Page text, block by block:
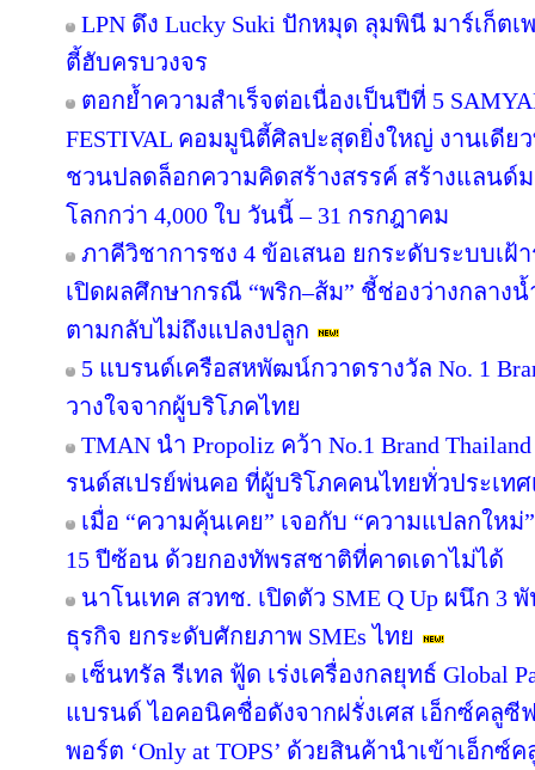
LPN ดึง Lucky Suki ปักหมุด ลุมพินี มาร์เก็ต
ตี้ฮับครบวงจร
ตอกย้ำความสำเร็จต่อเนื่องเป็นปีที่ 5
FESTIVAL คอมมูนิตี้ศิลปะสุดยิ่งใหญ่ งานเดี
ชวนปลดล็อกความคิดสร้างสรรค์ สร้างแลนด์
โลกกว่า 4,000 ใบ วันนี้ – 31 กรกฎาคม
ภาคีวิชาการชง 4 ข้อเสนอ ยกระดับระบบเฝ้
เปิดผลศึกษากรณี “พริก–ส้ม” ชี้ช่องว่างกลาง
ตามกลับไม่ถึงแปลงปลูก
5 แบรนด์เครือสหพัฒน์กวาดรางวัล No. 1
วางใจจากผู้บริโภคไทย
TMAN นำ Propoliz คว้า No.1 Brand
รนด์สเปรย์พ่นคอ ที่ผู้บริโภคคนไทยทั่วประเทศ
เมื่อ “ความคุ้นเคย” เจอกับ “ความแปลกใหม่
15 ปีซ้อน ด้วยกองทัพรสชาติที่คาดเดาไม่ได้
นาโนเทค สวทช. เปิดตัว SME Q Up ผนึก
ธุรกิจ ยกระดับศักยภาพ SMEs ไทย
เซ็นทรัล รีเทล ฟู้ด เร่งเครื่องกลยุทธ์ Global
แบรนด์ ไอคอนิคชื่อดังจากฝรั่งเศส เอ็กซ์คลูซี
พอร์ต ‘Only at TOPS’ ด้วยสินค้านำเข้าเอ็ก